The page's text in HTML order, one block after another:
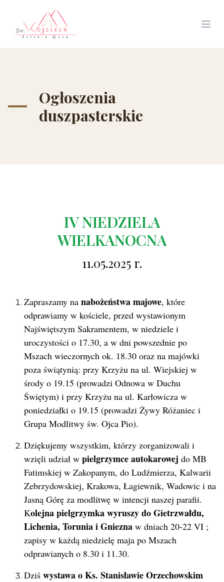
Ogłoszenia
duszpasterskie
IV NIEDZIELA
WIELKANOCNA
11.05.2025 r.
Zapraszamy na nabożeństwa majowe, które
odprawiamy w kościele, przed wystawionym
Najświętszym Sakramentem, w niedziele i
uroczystości o 17.30, a w dni powszednie po
Mszach wieczornych ok. 18.30 oraz na majówki
poza świątynią: przy Krzyżu na ul. Wiejskiej w
środy o 19.15 (prowadzi Odnowa w Duchu
Świętym) i przy Krzyżu na ul. Karłowicza w
poniedziałki o 19.15 (prowadzi Żywy Różaniec i
Grupa Modlitwy św. Ojca Pio).
Dziękujemy wszystkim, którzy zorganizowali i
wzięli udział w pielgrzymce autokarowej do MB
Fatimskiej w Zakopanym, do Ludźmierza, Kalwarii
Zebrzydowskiej, Krakowa, Łagiewnik, Wadowic i na
Jasną Górę za modlitwę w intencji naszej parafii.
Kolejna pielgrzymka wyruszy do Gietrzwałdu,
Lichenia, Torunia i Gniezna w dniach 20-22 VI ;
zapisy w każdą niedzielę maja po Mszach
odprawianych o 8.30 i 11.30.
Dziś wystawa o Ks. Stanisławie Orzechowskim